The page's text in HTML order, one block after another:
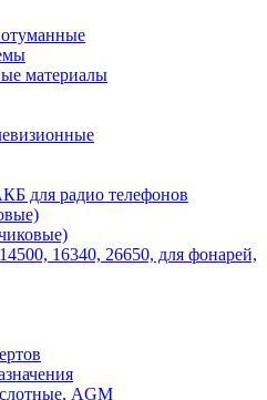
материалы
для радио телефонов
16340, 26650, для фонарей,
AGM